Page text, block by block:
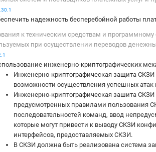
надежность бесперебойной работы
к техническим средствам и
при осуществлении переводов
инженерно-криптографических
Инженерно-криптографическая защита
возможности осуществления успешных
Инженерно-криптографическая зашита
предусмотренных правилами пользования
последовательностей команд, ввод
которые мoгyт привести к выводу СКЗИ
интерфейсов, предоставляемых СКЗИ.
В СКЗИ должна быть реализована система